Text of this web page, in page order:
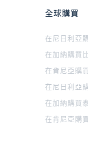
全球購買
在尼日利亞
在加納購買
在肯尼亞購
在尼日利亞
在加納購買
在肯尼亞購